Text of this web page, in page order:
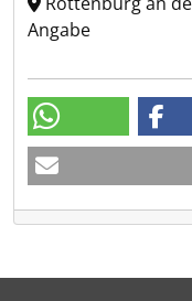
Angabe